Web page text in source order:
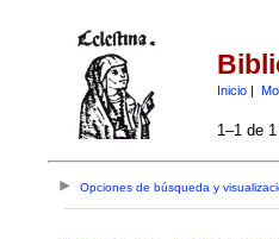
Inicio|
1–1 de
Opciones de búsqueda y